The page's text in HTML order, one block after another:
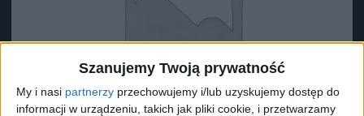
Szanujemy Twoją prywatność
My i nasi partnerzy przechowujemy i/lub uzyskujemy dostęp do
informacji w urządzeniu, takich jak pliki cookie, i przetwarzamy